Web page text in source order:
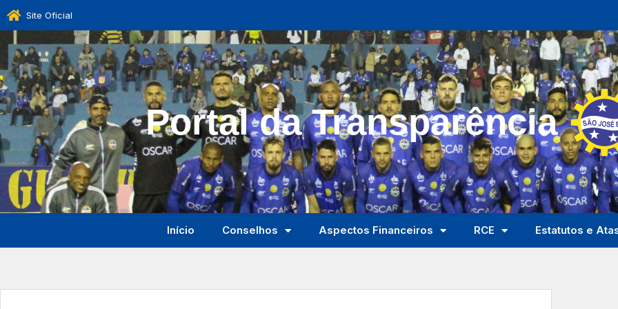
Site Oficial
Portal da Transparência
Início Conselhos Aspectos Financeiros RCE Estatutos e